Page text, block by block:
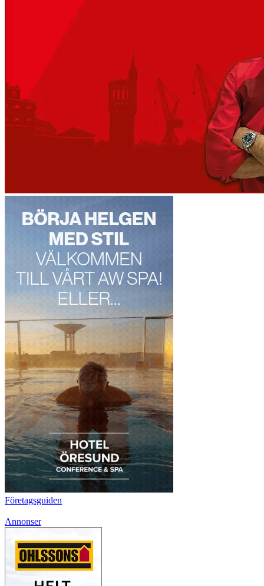
Företagsguiden
Annonser